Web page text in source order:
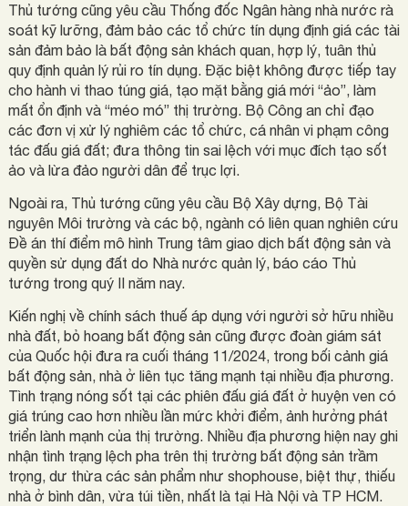
Thủ tướng cũng yêu cầu Thống đốc Ngân hàng nhà nước rà
soát kỹ lưỡng, đảm bảo các tổ chức tín dụng định giá các tài
sản đảm bảo là bất động sản khách quan, hợp lý, tuân thủ
quy định quản lý rủi ro tín dụng. Đặc biệt không được tiếp tay
cho hành vi thao túng giá, tạo mặt bằng giá mới “ảo”, làm
mất ổn định và “méo mó” thị trường. Bộ Công an chỉ đạo
các đơn vị xử lý nghiêm các tổ chức, cá nhân vi phạm công
tác đấu giá đất; đưa thông tin sai lệch với mục đích tạo sốt
ảo và lừa đảo người dân để trục lợi.
Ngoài ra, Thủ tướng cũng yêu cầu Bộ Xây dựng, Bộ Tài
nguyên Môi trường và các bộ, ngành có liên quan nghiên cứu
Đề án thí điểm mô hình Trung tâm giao dịch bất động sản và
quyền sử dụng đất do Nhà nước quản lý, báo cáo Thủ
tướng trong quý II năm nay.
Kiến nghị về chính sách thuế áp dụng với người sở hữu nhiều
nhà đất, bỏ hoang bất động sản cũng được đoàn giám sát
của Quốc hội đưa ra cuối tháng 11/2024, trong bối cảnh giá
bất động sản, nhà ở liên tục tăng mạnh tại nhiều địa phương.
Tình trạng nóng sốt tại các phiên đấu giá đất ở huyện ven có
giá trúng cao hơn nhiều lần mức khởi điểm, ảnh hưởng phát
triển lành mạnh của thị trường. Nhiều địa phương hiện nay ghi
nhận tình trạng lệch pha trên thị trường bất động sản trầm
trọng, dư thừa các sản phẩm như shophouse, biệt thự, thiếu
nhà ở bình dân, vừa túi tiền, nhất là tại Hà Nội và TP HCM.